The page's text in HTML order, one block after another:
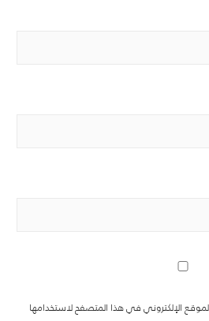
الإلكتروني في هذا المتصفح لاستخدامها